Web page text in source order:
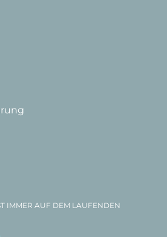
IMMER AUF DEM LAUFENDEN